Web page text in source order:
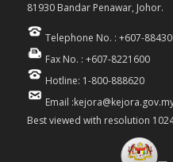
81930 Bandar Penawar, Johor.
Telephone No. : +607-
Fax No. : +607-8221600
Hotline: 1-800-888620
Email
Best viewed with resolution